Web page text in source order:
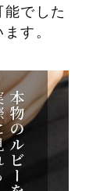
でした
す。